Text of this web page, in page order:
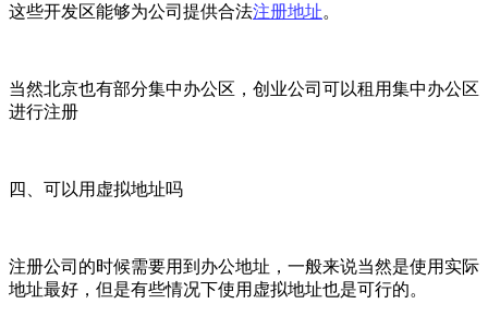
这些开发区能够为公司提供合法注册地址。
当然北京也有部分集中办公区，创业公司可以租用集中办公区
进行注册
四、可以用虚拟地址吗
注册公司的时候需要用到办公地址，一般来说当然是使用实际
地址最好，但是有些情况下使用虚拟地址也是可行的。